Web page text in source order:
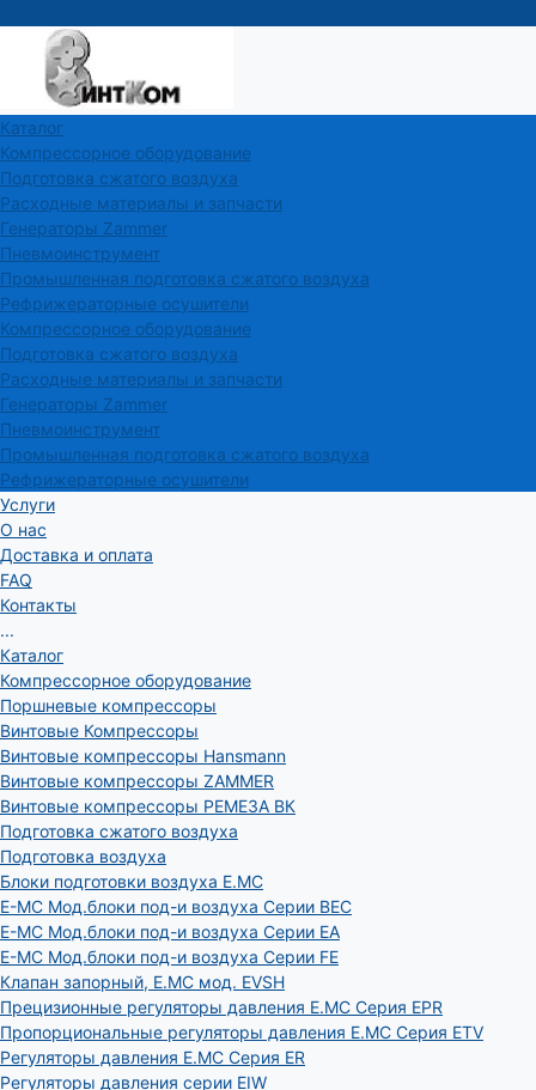
Каталог
Компрессорное оборудование
Подготовка сжатого воздуха
Расходные материалы и запчасти
Генераторы Zammer
Пневмоинструмент
Промышленная подготовка сжатого воздуха
Рефрижераторные осушители
Компрессорное оборудование
Подготовка сжатого воздуха
Расходные материалы и запчасти
Генераторы Zammer
Пневмоинструмент
Промышленная подготовка сжатого воздуха
Рефрижераторные осушители
Услуги
О нас
Доставка и оплата
FAQ
Контакты
...
Каталог
Компрессорное оборудование
Поршневые компрессоры
Винтовые Компрессоры
Винтовые компрессоры Hansmann
Винтовые компрессоры ZAMMER
Винтовые компрессоры РЕМЕЗА ВК
Подготовка сжатого воздуха
Подготовка воздуха
Блоки подготовки воздуха E.MC
E-MC Мод.блоки под-и воздуха Серии BEC
E-MC Мод.блоки под-и воздуха Серии EA
E-MC Мод.блоки под-и воздуха Серии FE
Клапан запорный, E.MC мод. EVSH
Прецизионные регуляторы давления E.MC Серия EPR
Пропорциональные регуляторы давления E.MC Серия ETV
Регуляторы давления E.MC Серия ER
Регуляторы давления серии EIW